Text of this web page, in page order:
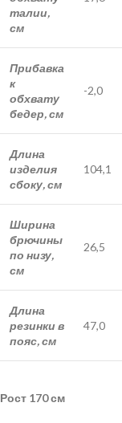
талии,
см
Прибавка
к
обхвату
бедер, см
-2,0
Длина
изделия
сбоку, см
104,1
Ширина
брючины
по низу,
см
26,5
Длина
резинки в
пояс, см
47,0
Рост 170 см